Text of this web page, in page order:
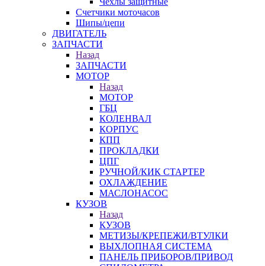
Счетчики моточасов
Шипы/цепи
ДВИГАТЕЛЬ
ЗАПЧАСТИ
Назад
ЗАПЧАСТИ
МОТОР
Назад
МОТОР
ГБЦ
КОЛЕНВАЛ
КОРПУС
КПП
ПРОКЛАДКИ
ЦПГ
РУЧНОЙ/КИК СТАРТЕР
ОХЛАЖДЕНИЕ
МАСЛОНАСОС
КУЗОВ
Назад
КУЗОВ
МЕТИЗЫ/КРЕПЕЖИ/ВТУЛКИ
ВЫХЛОПНАЯ СИСТЕМА
ПАНЕЛЬ ПРИБОРОВ/ПРИВОД